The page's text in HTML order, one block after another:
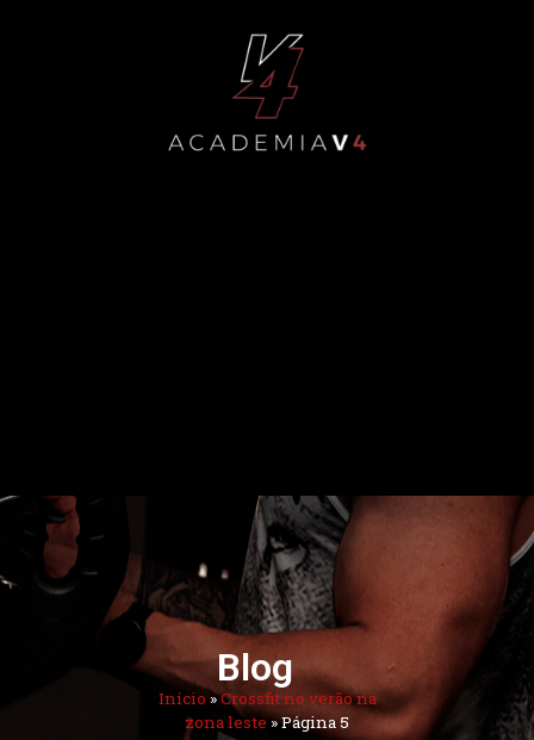
Blog
Início»Crossfit no verão na
zona leste»Página 5